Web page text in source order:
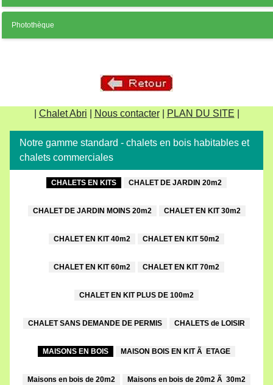
Photothèque
Chalet Abri Nous contacter PLAN DU SITE
Notre gamme standard - chalets en bois habitables et
chalets commerciales
CHALETS EN KITS CHALET DE JARDIN 20m2
CHALET DE JARDIN MOINS 20m2 CHALET EN KIT 30m2
CHALET EN KIT 40m2 CHALET EN KIT 50m2
CHALET EN KIT 60m2 CHALET EN KIT 70m2
CHALET EN KIT PLUS DE 100m2
CHALET SANS DEMANDE DE PERMIS CHALETS de LOISIR
MAISONS EN BOIS MAISON BOIS EN KIT Ã ETAGE
Maisons en bois de 20m2 Maisons en bois de 20m2 Ã 30m2